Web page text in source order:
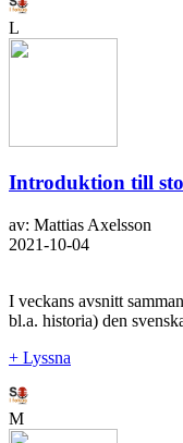
L
Introduktion till
av: Mattias Axelsson
2021-10-04
I veckans avsnitt
bl.a. historia) den
+ Lyssna
M